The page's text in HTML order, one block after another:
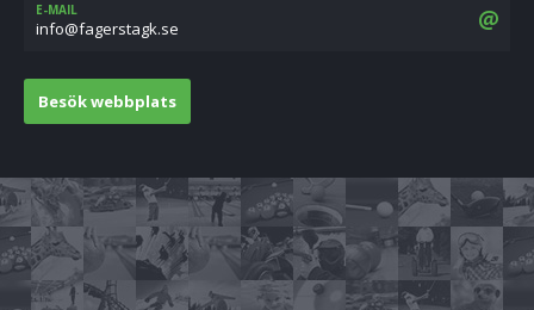
E-MAIL
es.kgatsregaf@ofni
Besök webbplats